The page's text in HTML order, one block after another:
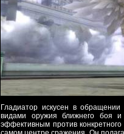
Гладиатор искусен в
видами оружия ближнего боя
эффективным против